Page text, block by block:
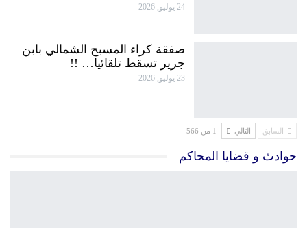
24 يوليو, 2026
صفقة كراء المسبح الشمالي بابن
جرير تسقط تلقائيا… !!
23 يوليو, 2026
السابق التالي 1 من 566
حوادث و قضايا المحاكم